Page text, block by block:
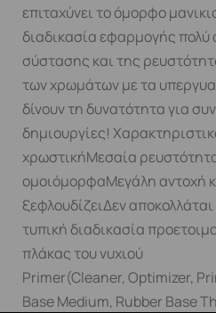
επιταχύνει το όμορφο
διαδικασία εφαρμογής πολύ
σύστασης και της
των χρωμάτων με τα
δίνουν τη δυνατότητα για
δημιουργίες!
χρωστικήΜεσαία
ομοιόμορφαΜεγάλη αντοχή
ξεφλουδίζειΔεν
τυπική διαδικασία
πλάκας του νυχιού
Primer(Cleaner, Optimizer,
Base Medium, Rubber Base